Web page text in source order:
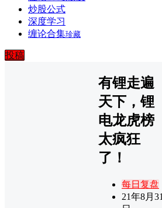
炒股公式
深度学习
缠论合集珍藏
投稿
有锂走遍
天下，锂
电龙虎榜
太疯狂
了！
每日复盘
21年8月31